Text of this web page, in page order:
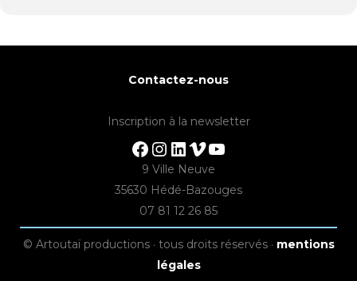
Contactez-nous
Inscription à la newsletter
Facebook Instagram LinkedIn Vimeo YouTube
9 Ville Neuve
35630 Hédé-Bazouges
07 81 12 26 85
© Artoutaï productions · tous droits réservés · mentions
légales